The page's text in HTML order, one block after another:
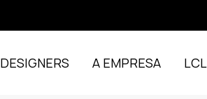
DESIGNERS A EMPRESA